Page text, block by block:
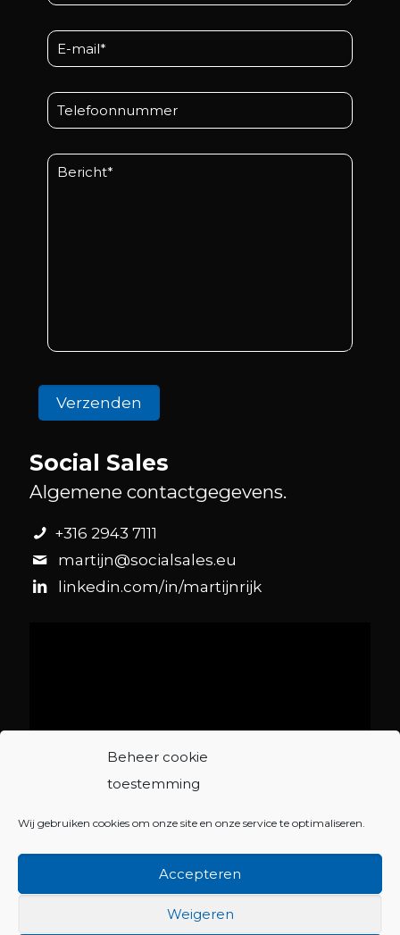
Beheer cookie
toestemming
Wij gebruiken cookies om onze site en onze service te optimaliseren.
Accepteren
Weigeren
Social Sales
Algemene contactgegevens.
+316 2943 7111
martijn@socialsales.eu
linkedin.com/in/martijnrijk
1976 © Copyright - Martijn Rijk |